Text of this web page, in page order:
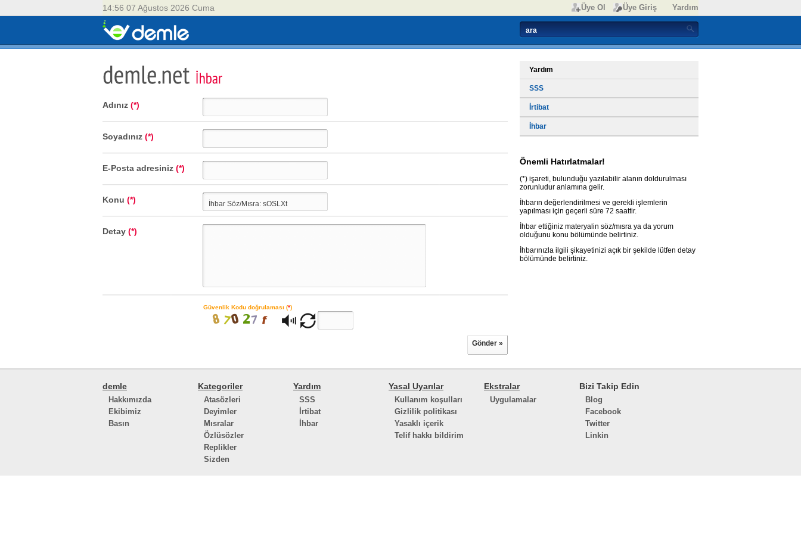
14:56 07 Ağustos 2026 Cuma Üye Ol Üye Giriş Yardım
Adınız (*)
Soyadınız (*)
E-Posta adresiniz (*)
Konu (*)
Detay (*)
Güvenlik Kodu doğrulaması (*)
Gönder »
Yardım
SSS
İrtibat
İhbar
Önemli Hatırlatmalar!
(*) işareti, bulunduğu yazılabilir alanın doldurulması
zorunludur anlamına gelir.
İhbarın değerlendirilmesi ve gerekli işlemlerin
yapılması için geçerli süre 72 saattir.
İhbar ettiğiniz materyalin söz/mısra ya da yorum
olduğunu konu bölümünde belirtiniz.
İhbarınızla ilgili şikayetinizi açık bir şekilde lütfen detay
bölümünde belirtiniz.
demle
Hakkımızda
Ekibimiz
Basın
Kategoriler
Atasözleri
Deyimler
Mısralar
Özlüsözler
Replikler
Sizden
Yardım
SSS
İrtibat
İhbar
Yasal Uyarılar
Kullanım koşulları
Gizlilik politikası
Yasaklı içerik
Telif hakkı bildirim
Ekstralar
Uygulamalar
Bizi Takip Edin
Blog
Facebook
Twitter
Linkin